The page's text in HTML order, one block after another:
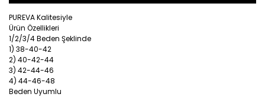
PUREVA Kalitesiyle
Ürün Özellikleri
1/2/3/4 Beden Şeklinde
1) 38-40-42
2) 40-42-44
3) 42-44-46
4) 44-46-48
Beden Uyumlu